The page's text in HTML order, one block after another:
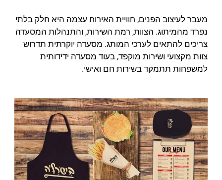
מעבר לעיצוב הפנים, חוויית האירוח עצמה היא חלק בלתי
נפרד מהמיתוג. הצוות, רמת השירות, והתנהלות המסעדה
צריכים להתאים לערכי המותג. מסעדה יוקרתית תדרוש
צוות מקצועי ושירות מוקפד, בעוד מסעדה ידידותית
למשפחות תתמקד בשירות חם ואישי.